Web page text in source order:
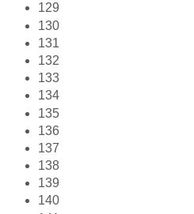
129
130
131
132
133
134
135
136
137
138
139
140